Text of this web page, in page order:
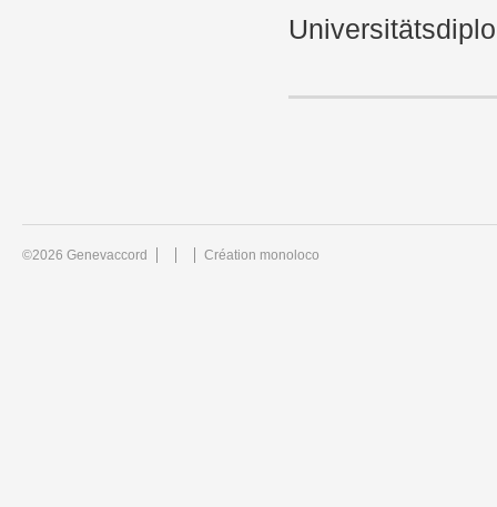
©2026 Genevaccord Création monoloco